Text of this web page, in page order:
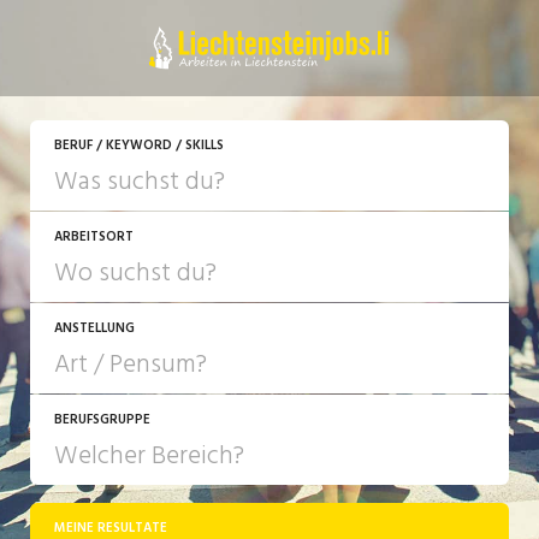
BERUF / KEYWORD / SKILLS
ARBEITSORT
ANSTELLUNG
JOB-TYP
Festanstellung
BERUFSGRUPPE
MEINE RESULTATE
JETZT BEWERBEN